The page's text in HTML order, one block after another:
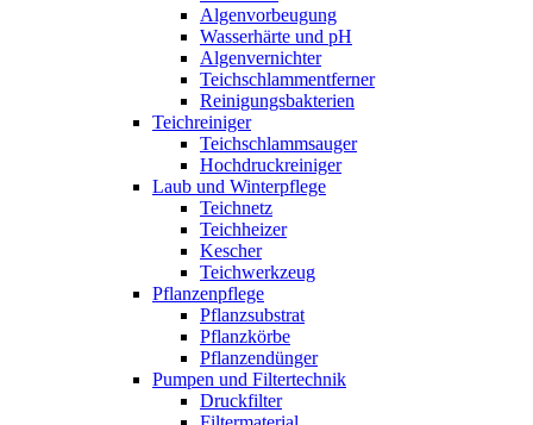
Algenvorbeugung
Wasserhärte und pH
Algenvernichter
Teichschlammentferner
Reinigungsbakterien
Teichreiniger
Teichschlammsauger
Hochdruckreiniger
Laub und Winterpflege
Teichnetz
Teichheizer
Kescher
Teichwerkzeug
Pflanzenpflege
Pflanzsubstrat
Pflanzkörbe
Pflanzendünger
Pumpen und Filtertechnik
Druckfilter